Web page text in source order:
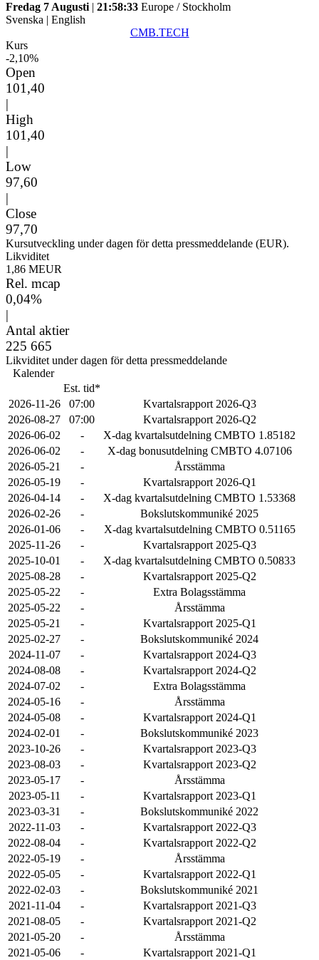
Fredag 7 Augusti | 21:58:33 Europe / Stockholm
Svenska | English
CMB.TECH
Kurs
-2,10%
Open
101,40
|
High
101,40
|
Low
97,60
|
Close
97,70
Kursutveckling under dagen för detta pressmeddelande (EUR).
Likviditet
1,86 MEUR
Rel. mcap
0,04%
|
Antal aktier
225 665
Likviditet under dagen för detta pressmeddelande
Kalender
Est. tid*
2026-11-26
07:00
Kvartalsrapport 2026-Q3
2026-08-27
07:00
Kvartalsrapport 2026-Q2
2026-06-02
-
X-dag kvartalsutdelning CMBTO 1.85182
2026-06-02
-
X-dag bonusutdelning CMBTO 4.07106
2026-05-21
-
Årsstämma
2026-05-19
-
Kvartalsrapport 2026-Q1
2026-04-14
-
X-dag kvartalsutdelning CMBTO 1.53368
2026-02-26
-
Bokslutskommuniké 2025
2026-01-06
-
X-dag kvartalsutdelning CMBTO 0.51165
2025-11-26
-
Kvartalsrapport 2025-Q3
2025-10-01
-
X-dag kvartalsutdelning CMBTO 0.50833
2025-08-28
-
Kvartalsrapport 2025-Q2
2025-05-22
-
Extra Bolagsstämma
2025-05-22
-
Årsstämma
2025-05-21
-
Kvartalsrapport 2025-Q1
2025-02-27
-
Bokslutskommuniké 2024
2024-11-07
-
Kvartalsrapport 2024-Q3
2024-08-08
-
Kvartalsrapport 2024-Q2
2024-07-02
-
Extra Bolagsstämma
2024-05-16
-
Årsstämma
2024-05-08
-
Kvartalsrapport 2024-Q1
2024-02-01
-
Bokslutskommuniké 2023
2023-10-26
-
Kvartalsrapport 2023-Q3
2023-08-03
-
Kvartalsrapport 2023-Q2
2023-05-17
-
Årsstämma
2023-05-11
-
Kvartalsrapport 2023-Q1
2023-03-31
-
Bokslutskommuniké 2022
2022-11-03
-
Kvartalsrapport 2022-Q3
2022-08-04
-
Kvartalsrapport 2022-Q2
2022-05-19
-
Årsstämma
2022-05-05
-
Kvartalsrapport 2022-Q1
2022-02-03
-
Bokslutskommuniké 2021
2021-11-04
-
Kvartalsrapport 2021-Q3
2021-08-05
-
Kvartalsrapport 2021-Q2
2021-05-20
-
Årsstämma
2021-05-06
- Kvartalsrapport 2021-Q1